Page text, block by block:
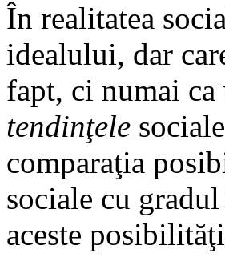
În realitatea
idealului, dar
fapt, ci numai
tendinţele
comparaţia
sociale cu
aceste